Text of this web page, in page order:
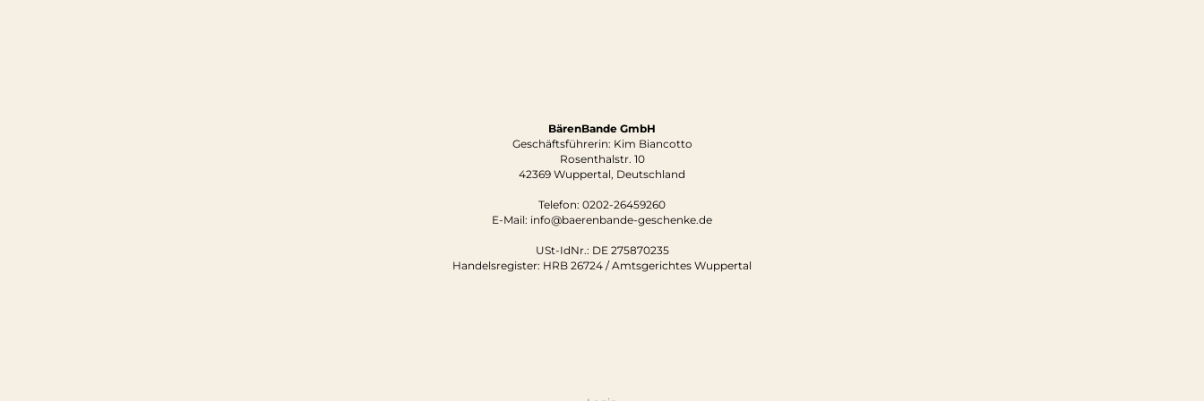
BärenBande GmbH
Geschäftsführerin: Kim Biancotto
Rosenthalstr. 10
42369 Wuppertal, Deutschland
Telefon: 0202-26459260
E-Mail: info@baerenbande-geschenke.de
USt-IdNr.: DE 275870235
Handelsregister: HRB 26724 / Amtsgerichtes Wuppertal